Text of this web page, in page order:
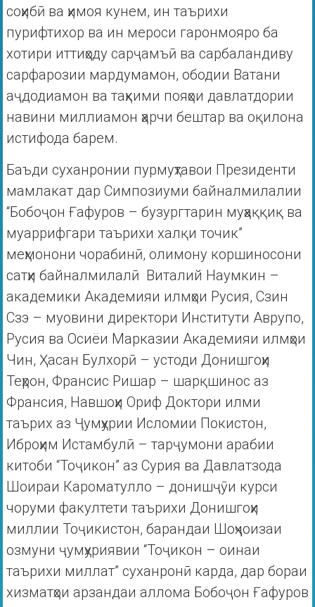
соҳибӣ ва ҳимоя кунем, ин таърихи
пурифтихор ва ин мероси гаронмояро ба
хотири иттиҳоду сарҷамъӣ ва сарбаландиву
сарфарозии мардумамон, ободии Ватани
аҷдодиамон ва таҳкими пояҳои давлатдории
навини миллиамон ҳарчи бештар ва оқилона
истифода барем.
Баъди суханронии пурмуҳтавои Президенти
мамлакат дар Симпозиуми байналмилалии
“Бобоҷон Ғафуров – бузургтарин муҳаққиқ ва
муаррифгари таърихи халқи точик”
меҳмонони чорабинӣ, олимону коршиносони
сатҳи байналмилалӣ Виталий Наумкин –
академики Академияи илмҳои Русия, Сзин
Сзэ – муовини директори Институти Аврупо,
Русия ва Осиёи Марказии Академияи илмҳои
Чин, Ҳасан Булхорӣ – устоди Донишгоҳи
Теҳрон, Франсис Ришар – шарқшинос аз
Франсия, Навшоҳи Ориф Доктори илми
таърих аз Ҷумҳурии Исломии Покистон,
Иброҳим Истамбулӣ – тарҷумони арабии
китоби “Тоҷикон” аз Сурия ва Давлатзода
Шоираи Кароматулло – донишҷӯи курси
чоруми факултети таърихи Донишгоҳи
миллии Тоҷикистон, барандаи Шоҳҷоизаи
озмуни ҷумҳуриявии “Тоҷикон – оинаи
таърихи миллат” суханронӣ карда, дар бораи
хизматҳои арзандаи аллома Бобоҷон Ғафуров